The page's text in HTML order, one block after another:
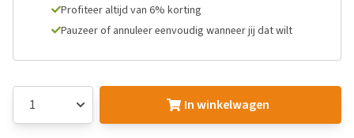
Profiteer altijd van 6% korting
Pauzeer of annuleer eenvoudig wanneer jij dat wilt
In winkelwagen